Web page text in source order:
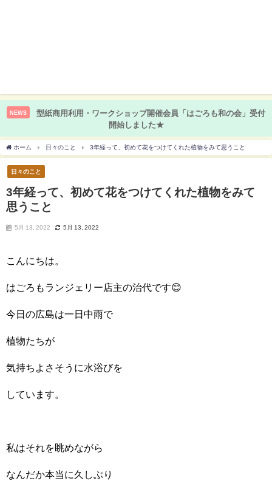
NEWS
型紙商用利用・ワークショップ開催会員「はごろも和の会」受付
開始しました★
ホーム 日々のこと 3年経って、初めて花をつけてくれた植物をみて思うこと
日々のこと
3年経って、初めて花をつけてくれた植物をみて
思うこと
5月 13, 2022 5月 13, 2022
こんにちは。
はごろもランジェリー店主の治代です😊
今日の広島は一日中雨で
植物たちが
気持ちよさそうに水浴びを
しています。
私はそれを眺めながら
なんだか本当に久しぶり